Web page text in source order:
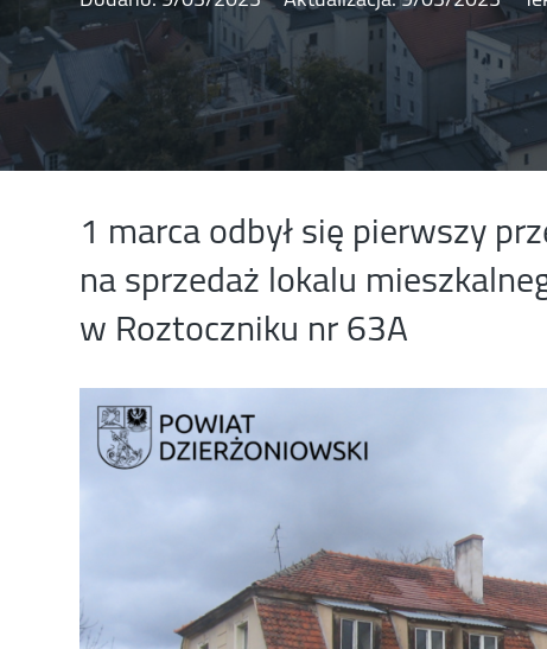
1 marca odbył się pierwszy
na sprzedaż lokalu
w Roztoczniku nr 63A